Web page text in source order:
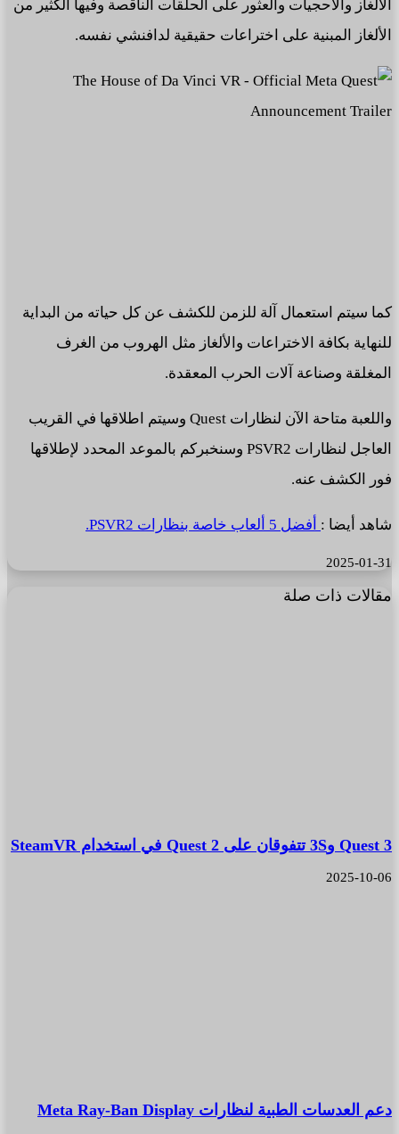
الألغاز والأحجيات والعثور على الحلقات الناقصة وفيها الكثير من
الألغاز المبنية على اختراعات حقيقية لدافنشي نفسه.
كما سيتم استعمال آلة للزمن للكشف عن كل حياته من البداية
للنهاية بكافة الاختراعات والألغاز مثل الهروب من الغرف
المغلقة وصناعة آلات الحرب المعقدة.
واللعبة متاحة الآن لنظارات Quest وسيتم اطلاقها في القريب
العاجل لنظارات PSVR2 وسنخبركم بالموعد المحدد لإطلاقها
فور الكشف عنه.
شاهد أيضا : أفضل 5 ألعاب خاصة بنظارات PSVR2.
2025-01-31
مقالات ذات صلة
Quest 3 و3S تتفوقان على Quest 2 في استخدام SteamVR
2025-10-06
دعم العدسات الطبية لنظارات Meta Ray-Ban Display